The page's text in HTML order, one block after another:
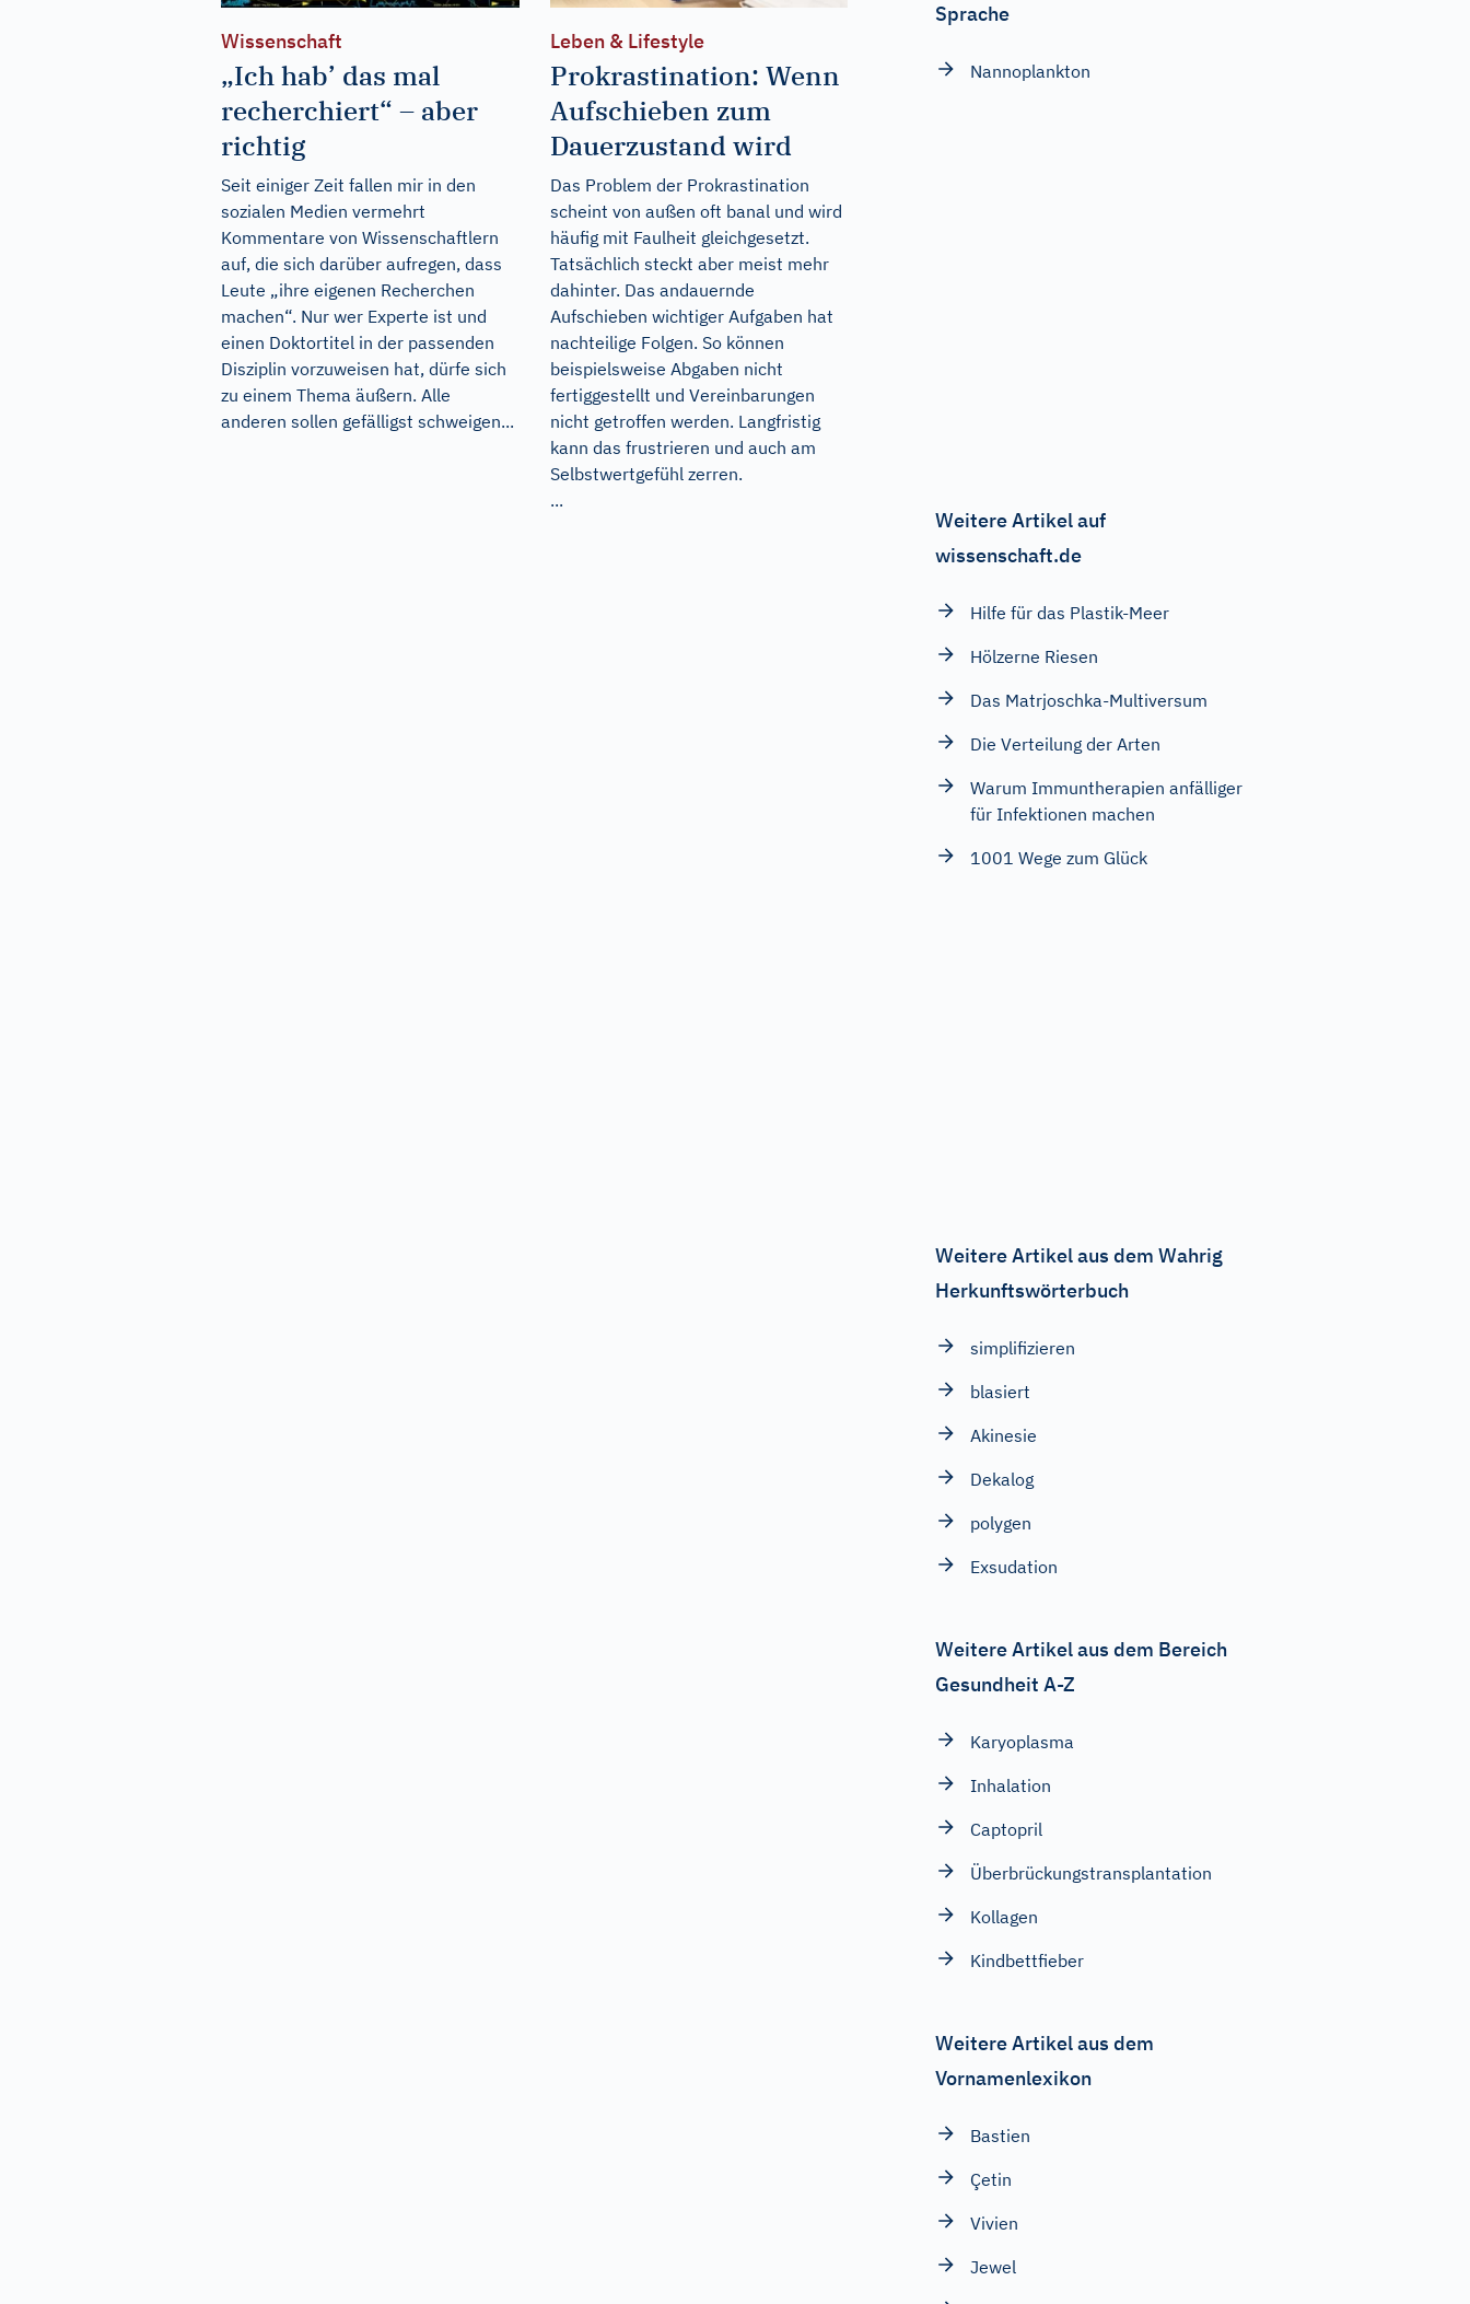
Wissenschaft
„Ich hab’ das mal
recherchiert“ – aber
richtig
Seit einiger Zeit fallen mir in den
sozialen Medien vermehrt
Kommentare von Wissenschaftlern
auf, die sich darüber aufregen, dass
Leute „ihre eigenen Recherchen
machen“. Nur wer Experte ist und
einen Doktortitel in der passenden
Disziplin vorzuweisen hat, dürfe sich
zu einem Thema äußern. Alle
anderen sollen gefälligst schweigen...
Leben & Lifestyle
Prokrastination: Wenn
Aufschieben zum
Dauerzustand wird
Das Problem der Prokrastination
scheint von außen oft banal und wird
häufig mit Faulheit gleichgesetzt.
Tatsächlich steckt aber meist mehr
dahinter. Das andauernde
Aufschieben wichtiger Aufgaben hat
nachteilige Folgen. So können
beispielsweise Abgaben nicht
fertiggestellt und Vereinbarungen
nicht getroffen werden. Langfristig
kann das frustrieren und auch am
Selbstwertgefühl zerren.
...
Sprache
Nannoplankton
Weitere Artikel auf
wissenschaft.de
Hilfe für das Plastik-Meer
Hölzerne Riesen
Das Matrjoschka-Multiversum
Die Verteilung der Arten
Warum Immuntherapien anfälliger
für Infektionen machen
1001 Wege zum Glück
Weitere Artikel aus dem Wahrig
Herkunftswörterbuch
simplifizieren
blasiert
Akinesie
Dekalog
polygen
Exsudation
Weitere Artikel aus dem Bereich
Gesundheit A-Z
Karyoplasma
Inhalation
Captopril
Überbrückungstransplantation
Kollagen
Kindbettfieber
Weitere Artikel aus dem
Vornamenlexikon
Bastien
Çetin
Vivien
Jewel